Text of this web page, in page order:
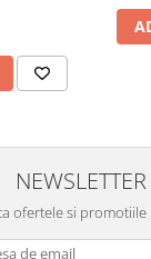
NEWSLETTER
ofertele si